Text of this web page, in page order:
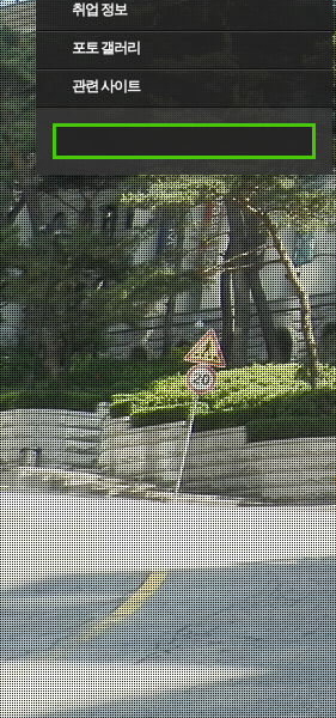
취업 정보
포토 갤러리
관련 사이트